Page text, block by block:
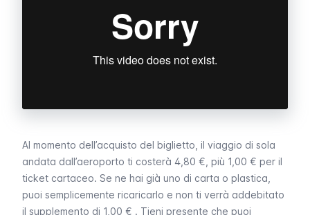
Al momento dell’acquisto del biglietto, il viaggio di sola
andata dall’aeroporto ti costerà 4,80 €, più 1,00 € per il
ticket cartaceo. Se ne hai già uno di carta o plastica,
puoi semplicemente ricaricarlo e non ti verrà addebitato
il supplemento di 1,00 € . Tieni presente che puoi